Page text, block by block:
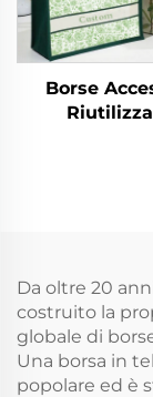
Borse
Da oltre 20
costruito la
globale di
Una borsa in
popolare ed è